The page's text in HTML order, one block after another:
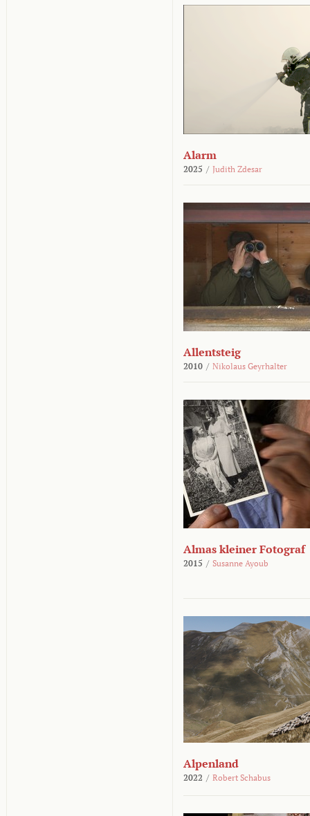
Alarm
2025 / Judith Zdesar
Allentsteig
2010 / Nikolaus Geyrhalter
Almas kleiner Fotograf
2015 / Susanne Ayoub
Alpenland
2022 / Robert Schabus